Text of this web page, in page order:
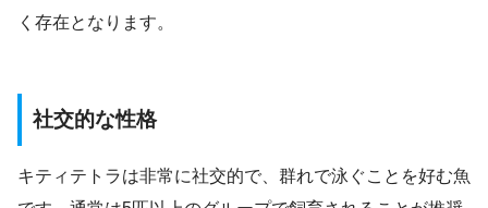
く存在となります。
社交的な性格
キティテトラは非常に社交的で、群れで泳ぐことを好む魚